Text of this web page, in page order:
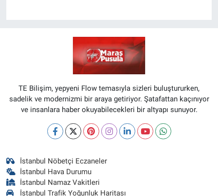
TE Bilişim, yepyeni Flow temasıyla sizleri buluştururken,
sadelik ve modernizmi bir araya getiriyor. Şatafattan kaçınıyor
ve insanlara haber okuyabilecekleri bir altyapı sunuyor.
İstanbul Nöbetçi Eczaneler
İstanbul Hava Durumu
İstanbul Namaz Vakitleri
İstanbul Trafik Yoğunluk Haritası